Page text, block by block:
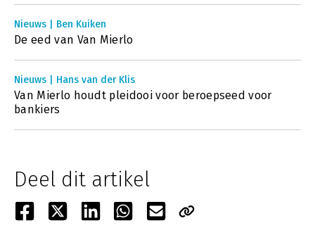
Nieuws | Ben Kuiken
De eed van Van Mierlo
Nieuws | Hans van der Klis
Van Mierlo houdt pleidooi voor beroepseed voor
bankiers
Deel dit artikel